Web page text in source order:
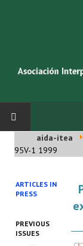
INICIO
Asociación AIDA
Cincuentenario
aida-itea
95V-1 1999
ARTICLES IN
PRESS
PREVIOUS
ISSUES